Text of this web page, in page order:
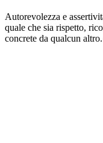
Autorevolezza e
quale che sia rispetto,
concrete da qualcun altro.